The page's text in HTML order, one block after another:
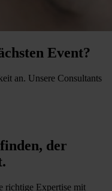
Event?
an. Unsere Consultants
der
richtige Expertise mit